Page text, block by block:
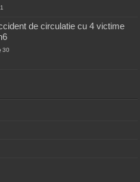
de circulatie cu 4 victime
30